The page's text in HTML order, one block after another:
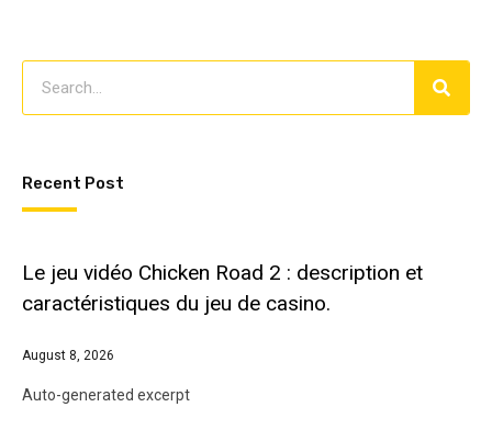
Recent Post
Le jeu vidéo Chicken Road 2 : description et
caractéristiques du jeu de casino.
August 8, 2026
Auto-generated excerpt